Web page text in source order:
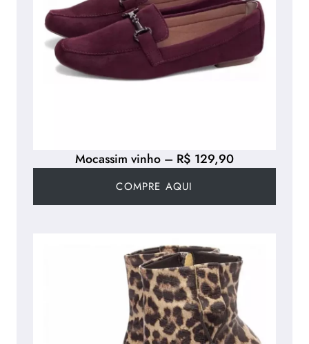
Mocassim vinho – R$ 129,90
COMPRE AQUI